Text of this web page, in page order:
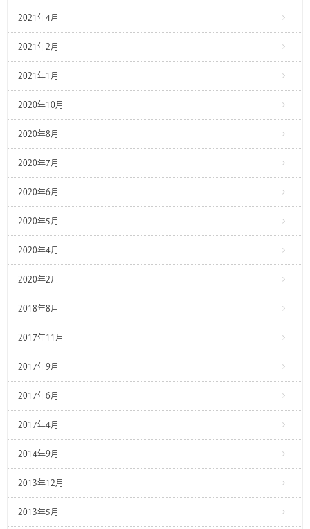
2021年4月
2021年2月
2021年1月
2020年10月
2020年8月
2020年7月
2020年6月
2020年5月
2020年4月
2020年2月
2018年8月
2017年11月
2017年9月
2017年6月
2017年4月
2014年9月
2013年12月
2013年5月